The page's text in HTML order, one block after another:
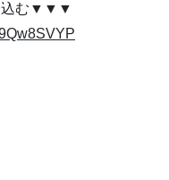
込む▼▼▼